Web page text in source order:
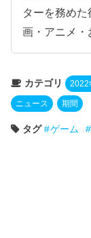
ターを務め
画・アニメ・
カテゴリ 2022
ニュース 期間
タグ ゲーム